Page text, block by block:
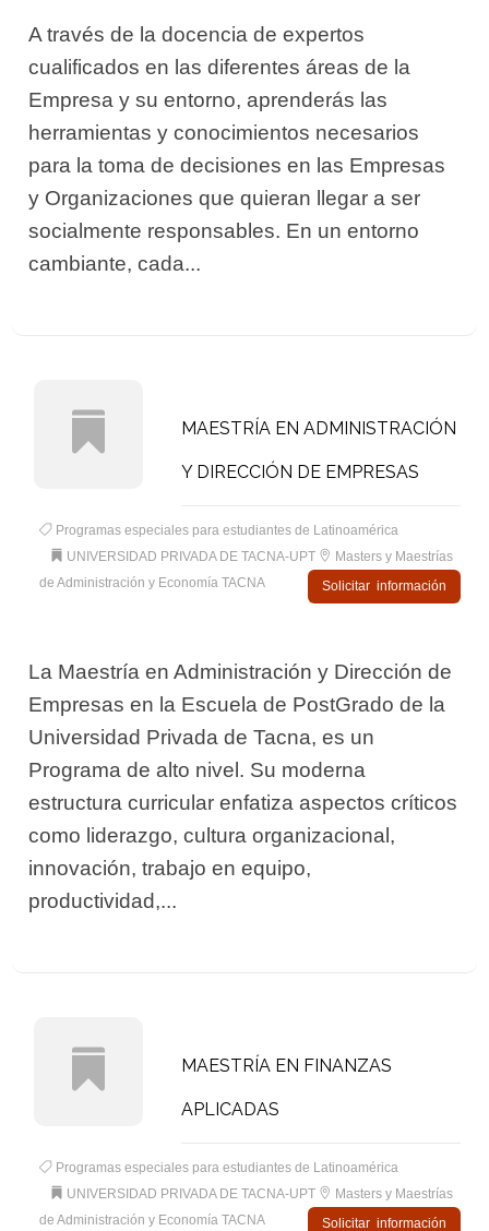
A través de la docencia de expertos
cualificados en las diferentes áreas de la
Empresa y su entorno, aprenderás las
herramientas y conocimientos necesarios
para la toma de decisiones en las Empresas
y Organizaciones que quieran llegar a ser
socialmente responsables. En un entorno
cambiante, cada...
MAESTRÍA EN ADMINISTRACIÓN
Y DIRECCIÓN DE EMPRESAS
Programas especiales para estudiantes de Latinoamérica
UNIVERSIDAD PRIVADA DE TACNA-UPT
Masters y Maestrías
de Administración y Economía TACNA
Solicitar información
La Maestría en Administración y Dirección de
Empresas en la Escuela de PostGrado de la
Universidad Privada de Tacna, es un
Programa de alto nivel. Su moderna
estructura curricular enfatiza aspectos críticos
como liderazgo, cultura organizacional,
innovación, trabajo en equipo,
productividad,...
MAESTRÍA EN FINANZAS
APLICADAS
Programas especiales para estudiantes de Latinoamérica
UNIVERSIDAD PRIVADA DE TACNA-UPT
Masters y Maestrías
de Administración y Economía TACNA
Solicitar información